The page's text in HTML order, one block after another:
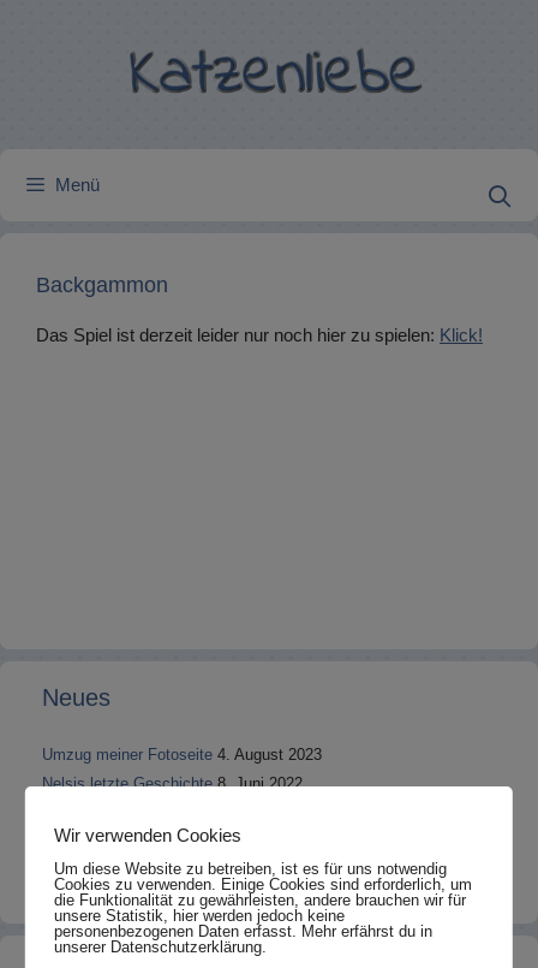
Menü
Backgammon
Das Spiel ist derzeit leider nur noch hier zu spielen: Klick!
Neues
Umzug meiner Fotoseite 4. August 2023
Nelsis letzte Geschichte 8. Juni 2022
Ein paar Januar-Fotos 2020 sind online
Finchens erste und letzte Geschichte 15. Dezember 2019
Wir verwenden Cookies
Um diese Website zu betreiben, ist es für uns notwendig
Cookies zu verwenden. Einige Cookies sind erforderlich, um
die Funktionalität zu gewährleisten, andere brauchen wir für
unsere Statistik, hier werden jedoch keine
personenbezogenen Daten erfasst. Mehr erfährst du in
unserer Datenschutzerklärung.